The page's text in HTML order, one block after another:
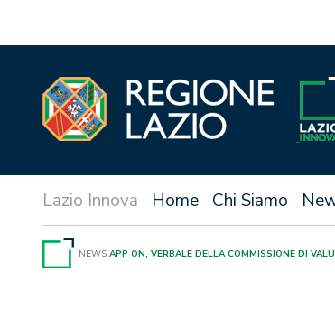
Home Chi Siamo
NEWS APP ON, VERBALE DELLA COMMISSIONE DI